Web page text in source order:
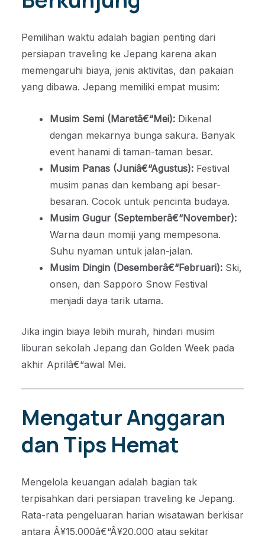
Pemilihan waktu adalah bagian penting dari
persiapan traveling ke Jepang karena akan
memengaruhi biaya, jenis aktivitas, dan pakaian
yang dibawa. Jepang memiliki empat musim:
Musim Semi (Maretâ€“Mei): Dikenal
dengan mekarnya bunga sakura. Banyak
event hanami di taman-taman besar.
Musim Panas (Juniâ€“Agustus): Festival
musim panas dan kembang api besar-
besaran. Cocok untuk pencinta budaya.
Musim Gugur (Septemberâ€“November):
Warna daun momiji yang mempesona.
Suhu nyaman untuk jalan-jalan.
Musim Dingin (Desemberâ€“Februari): Ski,
onsen, dan Sapporo Snow Festival
menjadi daya tarik utama.
Jika ingin biaya lebih murah, hindari musim
liburan sekolah Jepang dan Golden Week pada
akhir Aprilâ€“awal Mei.
Mengatur Anggaran
dan Tips Hemat
Mengelola keuangan adalah bagian tak
terpisahkan dari persiapan traveling ke Jepang.
Rata-rata pengeluaran harian wisatawan berkisar
antara Â¥15.000â€“Â¥20.000 atau sekitar